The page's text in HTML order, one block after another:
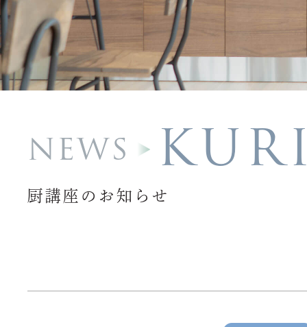
NEWS
厨講座のお知らせ